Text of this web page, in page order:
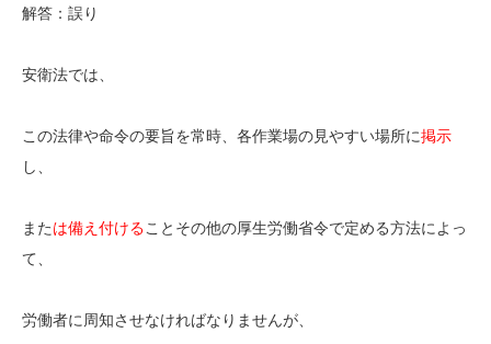
解答：誤り
安衛法では、
この法律や命令の要旨を常時、各作業場の見やすい場所に掲示
し、
または備え付けることその他の厚生労働省令で定める方法によっ
て、
労働者に周知させなければなりませんが、